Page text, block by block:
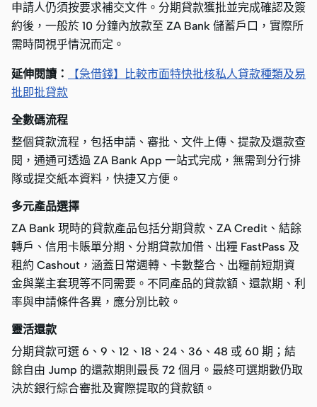
申請人仍須按要求補交文件。分期貸款獲批並完成確認及簽
約後，一般於 10 分鐘內放款至 ZA Bank 儲蓄戶口，實際所
需時間視乎情況而定。
延伸閱讀：
【急借錢】比較市面特快批核私人貸款種類及易
批即批貸款
全數碼流程
整個貸款流程，包括申請、審批、文件上傳、提款及還款查
閱，通通可透過 ZA Bank App 一站式完成，無需到分行排
隊或提交紙本資料，快捷又方便。
多元產品選擇
ZA Bank 現時的貸款產品包括分期貸款、ZA Credit、結餘
轉戶、信用卡賬單分期、分期貸款加借、出糧 FastPass 及
租約 Cashout，涵蓋日常週轉、卡數整合、出糧前短期資
金與業主套現等不同需要。不同產品的貸款額、還款期、利
率與申請條件各異，應分別比較。
靈活還款
分期貸款可選 6、9、12、18、24、36、48 或 60 期；結
餘自由 Jump 的還款期則最長 72 個月。最終可選期數仍取
決於銀行綜合審批及實際提取的貸款額。